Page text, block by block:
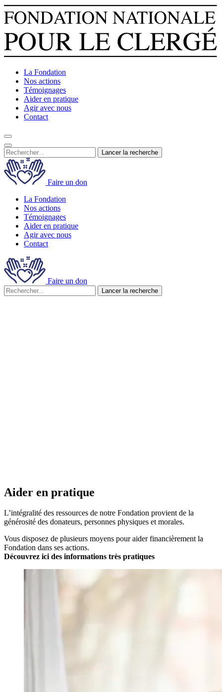
La Fondation
Nos actions
Témoignages
Aider en pratique
Agir avec nous
Contact
Lancer la recherche
Faire un don
La Fondation
Nos actions
Témoignages
Aider en pratique
Agir avec nous
Contact
Faire un don
Lancer la recherche
Aider en pratique
L’intégralité des ressources de notre Fondation provient de la
générosité des donateurs, personnes physiques et morales.
Vous disposez de plusieurs moyens pour aider financièrement la
Fondation dans ses actions.
Découvrez ici des informations très pratiques